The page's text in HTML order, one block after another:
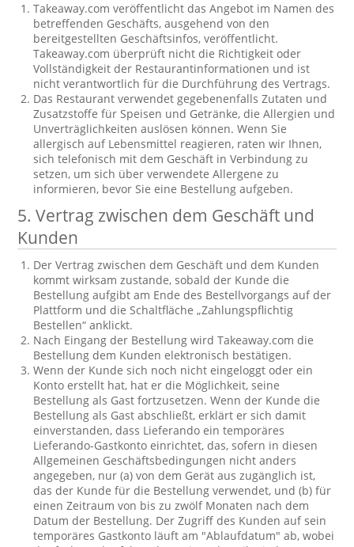
Takeaway.com veröffentlicht das Angebot im Namen des
betreffenden Geschäfts, ausgehend von den
bereitgestellten Geschäftsinfos, veröffentlicht.
Takeaway.com überprüft nicht die Richtigkeit oder
Vollständigkeit der Restaurantinformationen und ist
nicht verantwortlich für die Durchführung des Vertrags.
Das Restaurant verwendet gegebenenfalls Zutaten und
Zusatzstoffe für Speisen und Getränke, die Allergien und
Unverträglichkeiten auslösen können. Wenn Sie
allergisch auf Lebensmittel reagieren, raten wir Ihnen,
sich telefonisch mit dem Geschäft in Verbindung zu
setzen, um sich über verwendete Allergene zu
informieren, bevor Sie eine Bestellung aufgeben.
5. Vertrag zwischen dem Geschäft und
Kunden
Der Vertrag zwischen dem Geschäft und dem Kunden
kommt wirksam zustande, sobald der Kunde die
Bestellung aufgibt am Ende des Bestellvorgangs auf der
Plattform und die Schaltfläche „Zahlungspflichtig
Bestellen“ anklickt.
Nach Eingang der Bestellung wird Takeaway.com die
Bestellung dem Kunden elektronisch bestätigen.
Wenn der Kunde sich noch nicht eingeloggt oder ein
Konto erstellt hat, hat er die Möglichkeit, seine
Bestellung als Gast fortzusetzen. Wenn der Kunde die
Bestellung als Gast abschließt, erklärt er sich damit
einverstanden, dass Lieferando ein temporäres
Lieferando-Gastkonto einrichtet, das, sofern in diesen
Allgemeinen Geschäftsbedingungen nicht anders
angegeben, nur (a) von dem Gerät aus zugänglich ist,
das der Kunde für die Bestellung verwendet, und (b) für
einen Zeitraum von bis zu zwölf Monaten nach dem
Datum der Bestellung. Der Zugriff des Kunden auf sein
temporäres Gastkonto läuft am "Ablaufdatum" ab, wobei